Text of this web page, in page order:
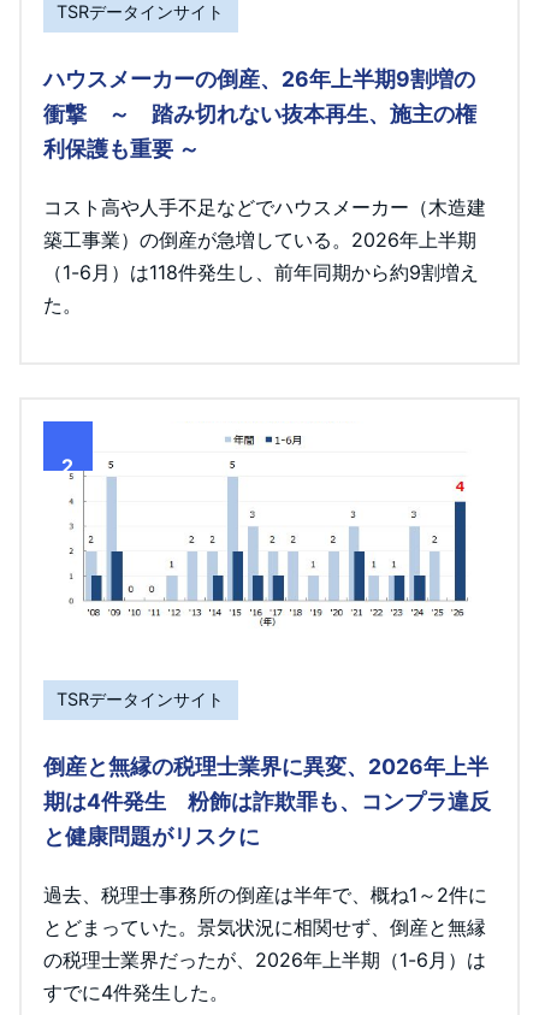
TSRデータインサイト
ハウスメーカーの倒産、26年上半期9割増の
衝撃 ～ 踏み切れない抜本再生、施主の権
利保護も重要 ～
コスト高や人手不足などでハウスメーカー（木造建
築工事業）の倒産が急増している。2026年上半期
（1-6月）は118件発生し、前年同期から約9割増え
た。
2
TSRデータインサイト
倒産と無縁の税理士業界に異変、2026年上半
期は4件発生 粉飾は詐欺罪も、コンプラ違反
と健康問題がリスクに
過去、税理士事務所の倒産は半年で、概ね1～2件に
とどまっていた。景気状況に相関せず、倒産と無縁
の税理士業界だったが、2026年上半期（1-6月）は
すでに4件発生した。